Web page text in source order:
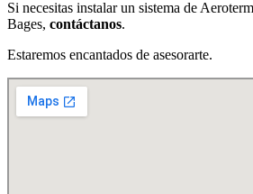
Si necesitas instalar un sistema de
Bages, contáctanos.
Estaremos encantados de asesorarte.